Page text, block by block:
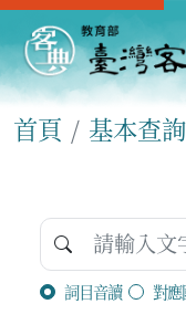
首頁 基本查詢
詞目音讀 對應